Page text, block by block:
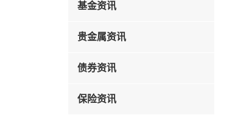
基金资讯
贵金属资讯
债券资讯
保险资讯